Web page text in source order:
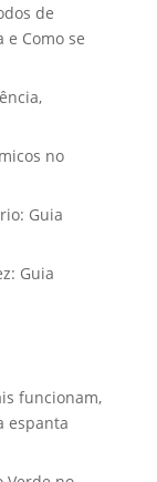
de
e Como se
no
Guia
Guia
funcionam,
espanta